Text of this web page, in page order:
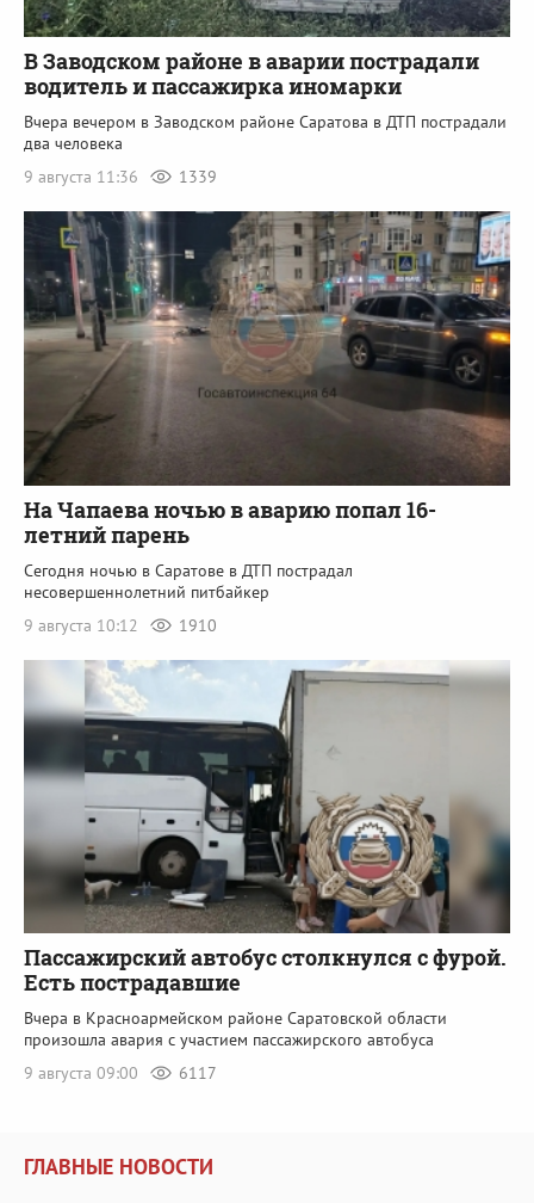
В Заводском районе в аварии пострадали
водитель и пассажирка иномарки
Вчера вечером в Заводском районе Саратова в ДТП пострадали
два человека
9 августа 11:36
1339
На Чапаева ночью в аварию попал 16-
летний парень
Сегодня ночью в Саратове в ДТП пострадал
несовершеннолетний питбайкер
9 августа 10:12
1910
Пассажирский автобус столкнулся с фурой.
Есть пострадавшие
Вчера в Красноармейском районе Саратовской области
произошла авария с участием пассажирского автобуса
9 августа 09:00
6117
ГЛАВНЫЕ НОВОСТИ